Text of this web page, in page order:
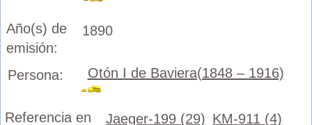
Año(s) de
emisión:
1890
Persona: Otón I de Baviera(1848 – 1916)
Referencia en
Jaeger-199 (29) KM-911 (4)